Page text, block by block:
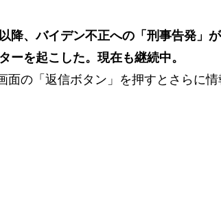
降、バイデン不正への「刑事告発」
ーを起こした。現在も継続中。
面の「返信ボタン」を押すとさらに情